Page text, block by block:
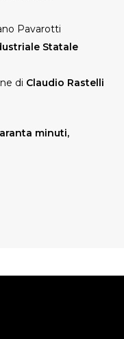
Pavarotti
Statale
di Claudio Rastelli
minuti,